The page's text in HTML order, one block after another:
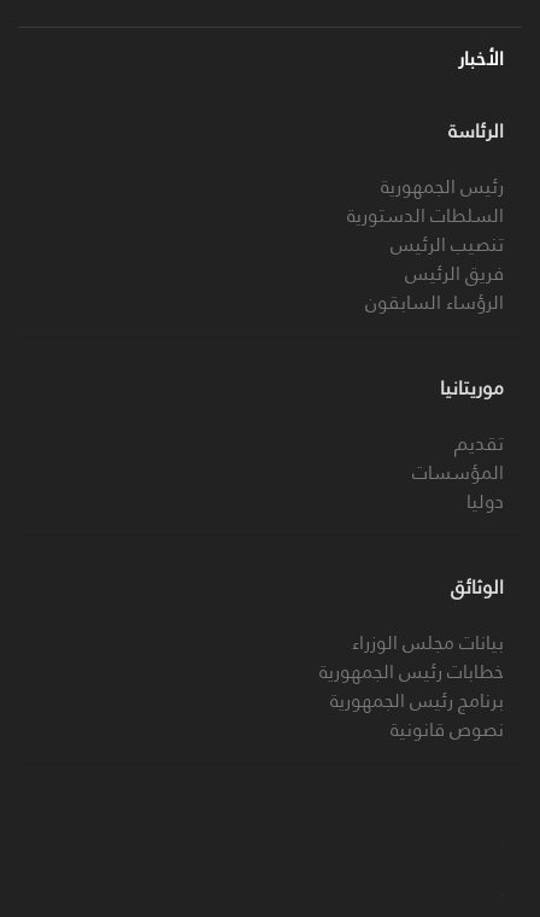
الأخبار
الرئاسة
رئيس الجمهورية
السلطات الدستورية
تنصيب الرئيس
فريق الرئيس
الرؤساء السابقون
موريتانيا
تقديم
المؤسسات
دوليا
الوثائق
بيانات مجلس الوزراء
خطابات رئيس الجمهورية
برنامج رئيس الجمهورية
نصوص قانونية